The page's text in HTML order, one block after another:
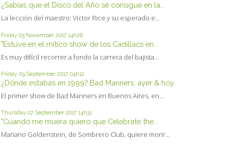
¿Sabías que el Disco del Año se consigue en la...
La lección del maestro: Victor Rice y su esperado e...
Friday 03 November 2017 14h26
"Estuve en el mítico show de los Cadillacs en...
Es muy difícil recorrer a fondo la carrera del bajista...
Friday 29 September 2017 04h12
¿Dónde estabas en 1999? Bad Manners, ayer & hoy
El primer show de Bad Manners en Buenos Aires, en...
Thursday 07 September 2017 14h31
"Cuando me muera quiero que Celebrate the...
Mariano Goldenstein, de Sombrero Club, quiere morir...